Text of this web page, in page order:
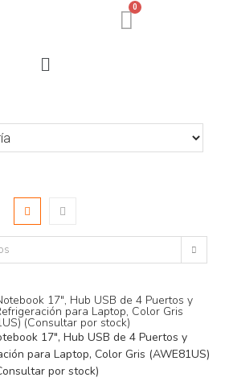
0
17″, Hub USB de 4 Puertos y
para Laptop, Color Gris (AWE81US)
por stock)